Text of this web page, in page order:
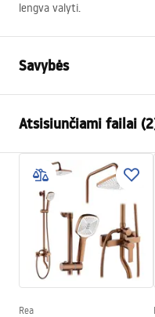
lengva valyti.
Savybės
Spalva
Kabinos tipas
Stiklo spalva
Atidarymo būdas
Surinkimas
Aukštis (mm)
Atsisiunčiami failai
Garantijos sąlygos
_24.pdf
Saugos informacija
Rea